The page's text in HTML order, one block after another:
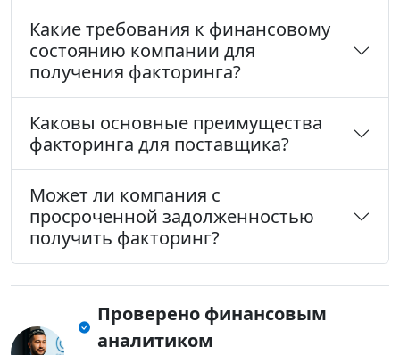
Какие требования к финансовому
состоянию компании для
получения факторинга?
Каковы основные преимущества
факторинга для поставщика?
Может ли компания с
просроченной задолженностью
получить факторинг?
Проверено финансовым
аналитиком